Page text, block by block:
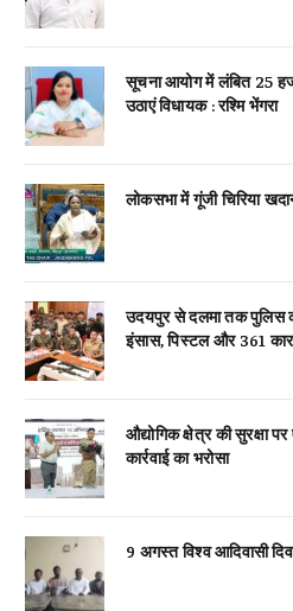
सूचना आयोग में लंबित 25
उठाएं विधायक : रश्मि भेंगरा
लोकसभा में गूंजी चिरिया
उदयपुर से दलमा तक पुलिस
इंसास, पिस्टल और 361
औद्योगिक क्षेत्र की सुरक्षा
कार्रवाई का भरोसा
9 अगस्त विश्व आदिवासी